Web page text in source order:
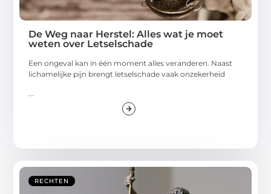
De Weg naar Herstel: Alles wat je moet
weten over Letselschade
Een ongeval kan in één moment alles veranderen. Naast
lichamelijke pijn brengt letselschade vaak onzekerheid
...
RECHTEN